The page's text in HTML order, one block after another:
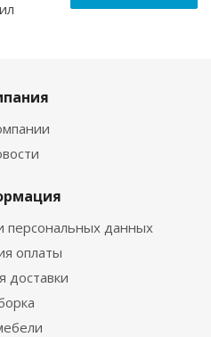
персональных данных
оплаты
доставки